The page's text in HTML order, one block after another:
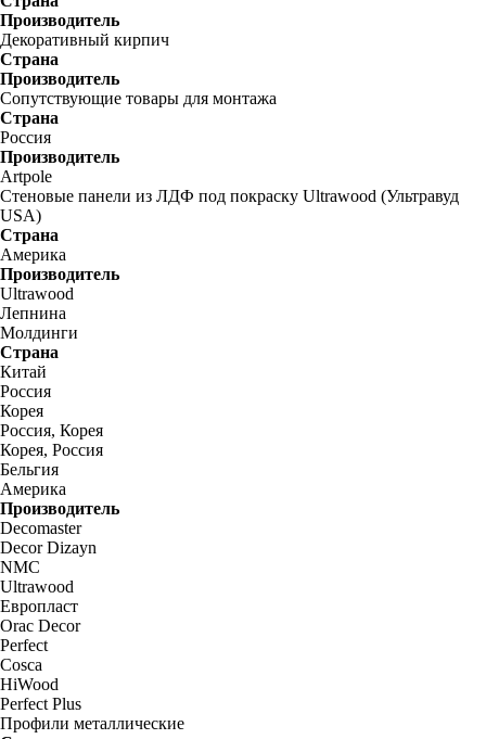
Производитель
Декоративный кирпич
Страна
Производитель
Сопутствующие товары для монтажа
Страна
Россия
Производитель
Artpole
Стеновые панели из ЛДФ под покраску Ultrawood (Ультравуд
USA)
Страна
Америка
Производитель
Ultrawood
Лепнина
Молдинги
Страна
Китай
Россия
Корея
Россия, Корея
Корея, Россия
Бельгия
Америка
Производитель
Decomaster
Decor Dizayn
NMC
Ultrawood
Европласт
Orac Decor
Perfect
Cosca
HiWood
Perfect Plus
Профили металлические